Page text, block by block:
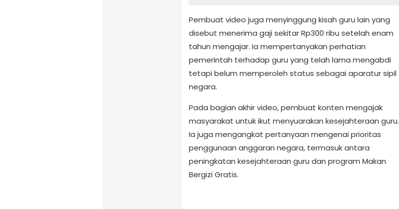
Pembuat video juga menyinggung kisah guru lain yang
disebut menerima gaji sekitar Rp300 ribu setelah enam
tahun mengajar. Ia mempertanyakan perhatian
pemerintah terhadap guru yang telah lama mengabdi
tetapi belum memperoleh status sebagai aparatur sipil
negara.
Pada bagian akhir video, pembuat konten mengajak
masyarakat untuk ikut menyuarakan kesejahteraan guru.
Ia juga mengangkat pertanyaan mengenai prioritas
penggunaan anggaran negara, termasuk antara
peningkatan kesejahteraan guru dan program Makan
Bergizi Gratis.